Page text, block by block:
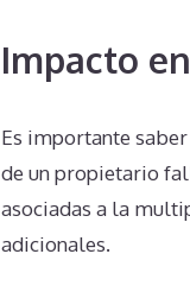
Impacto
Es importante
de un propietario
asociadas a la
adicionales.